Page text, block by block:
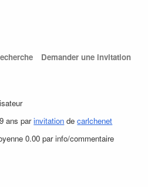
Demander une invitation
ans parinvitation decarlchenet
0.00 par info/commentaire